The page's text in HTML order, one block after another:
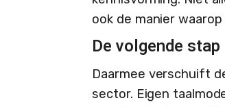
ook de manier
De volgende stap
Daarmee verschuift
sector. Eigen